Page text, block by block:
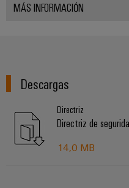
MÁS INFORMACIÓN
Descargas
Directriz
Directriz de
14,0 MB